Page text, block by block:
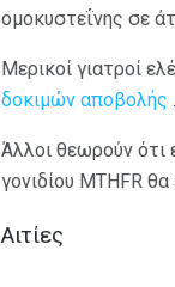
ομοκυστεΐνης σε
Μερικοί γιατροί
δοκιμών αποβολής .
Άλλοι θεωρούν ότι
γονιδίου MTHFR
Αιτίες